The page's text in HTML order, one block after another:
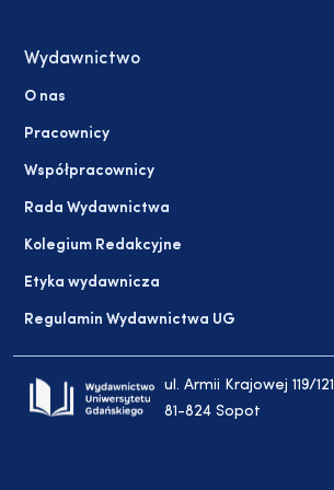
Wydawnictwo
O nas
Pracownicy
Współpracownicy
Rada Wydawnictwa
Kolegium Redakcyjne
Etyka wydawnicza
Regulamin Wydawnictwa UG
ul. Armii Krajowej 119/121
81-824 Sopot